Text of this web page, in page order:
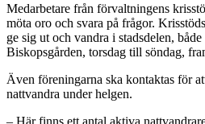
Medarbetare från förvaltningens
möta oro och svara på frågor.
ge sig ut och vandra i stadsdelen,
Biskopsgården, torsdag till söndag,
Även föreningarna ska kontaktas för
nattvandra under helgen.
– Här finns ett antal aktiva